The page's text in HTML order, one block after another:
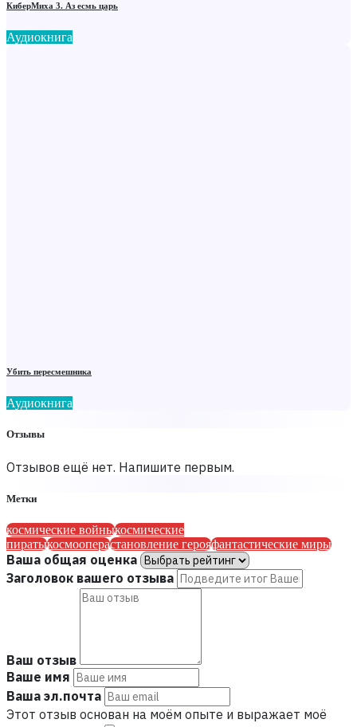
КиберМиха 3. Аз есмь царь
Аудиокнига
Убить пересмешника
Аудиокнига
Отзывы
Отзывов ещё нет. Напишите первым.
Метки
космические войныкосмические
пиратыкосмооперастановление герояфантастические миры
Ваша общая оценка
Заголовок вашего отзыва
Ваш отзыв
Ваше имя
Ваша эл.почта
Этот отзыв основан на моём опыте и выражает моё